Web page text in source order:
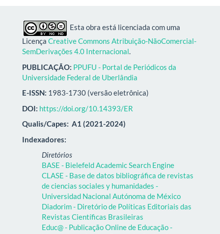
Esta obra está licenciada com uma
Licença Creative Commons Atribuição-NãoComercial-
SemDerivações 4.0 Internacional.
PUBLICAÇÃO: PPUFU - Portal de Periódicos da
Universidade Federal de Uberlândia
E-ISSN: 1983-1730 (versão eletrônica)
DOI: https://doi.org/10.14393/ER
Qualis/Capes: A1 (2021-2024)
Indexadores:
Diretórios
BASE - Bielefeld Academic Search Engine
CLASE - Base de datos bibliográfica de revistas
de ciencias sociales y humanidades -
Universidad Nacional Autónoma de México
Diadorim - Diretório de Políticas Editoriais das
Revistas Científicas Brasileiras
Educ@ - Publicação Online de Educação -